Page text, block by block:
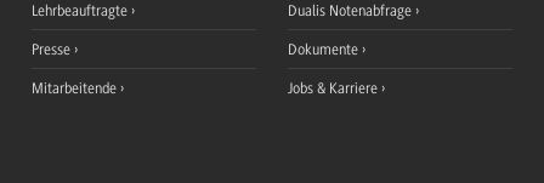
Lehrbeauftragte
Presse
Mitarbeitende
Dualis Notenabfrage
Dokumente
Jobs & Karriere